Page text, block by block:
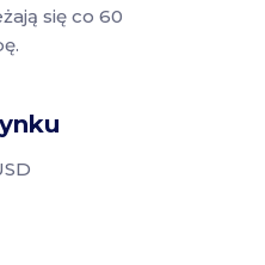
się co 60